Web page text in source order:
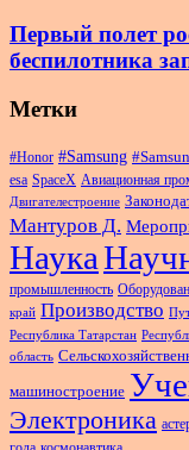
Первый полет
беспилотника
Метки
#Honor #Samsung
esa SpaceX Авиационная
Двигателестроение
Мантуров Д.
Наука
промышленность
край Производство
Республика Татарстан
область
машиностроение
Электроника